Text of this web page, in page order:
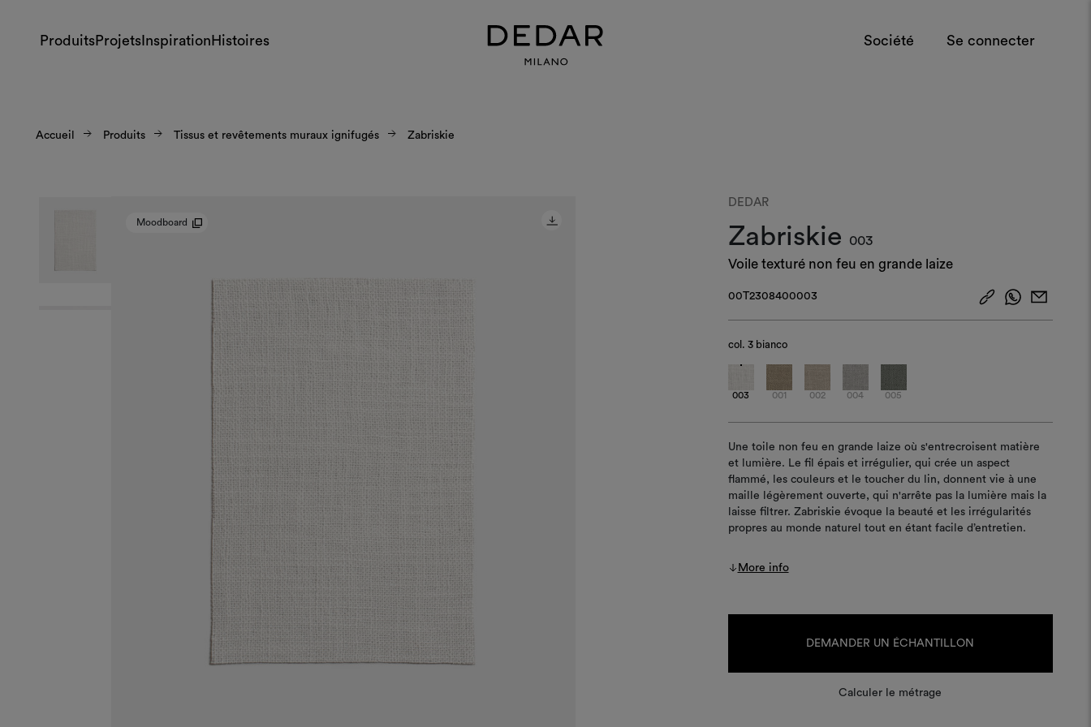
ProduitsProjets Inspiration Histoires Société Se connecter
Accueil Produits Tissus et revêtements muraux ignifugés Zabriskie
Moodboard
DEDAR
Zabriskie
003
Voile texturé non feu en grande laize
00T2308400003
col. 3 bianco
003 001 002 004 005
Une toile non feu en grande laize où s'entrecroisent matière
et lumière. Le fil épais et irrégulier, qui crée un aspect
flammé, les couleurs et le toucher du lin, donnent vie à une
maille légèrement ouverte, qui n'arrête pas la lumière mais la
laisse filtrer. Zabriskie évoque la beauté et les irrégularités
propres au monde naturel tout en étant facile d’entretien.
More info
DEMANDER UN ÉCHANTILLON
Calculer le métrage